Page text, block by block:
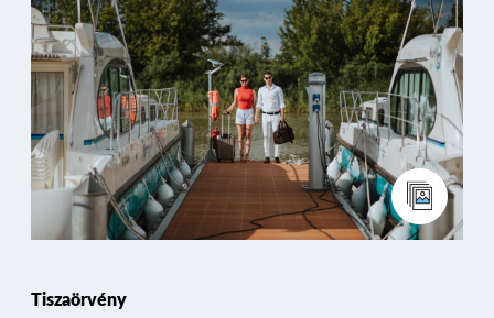
Tiszaörvény